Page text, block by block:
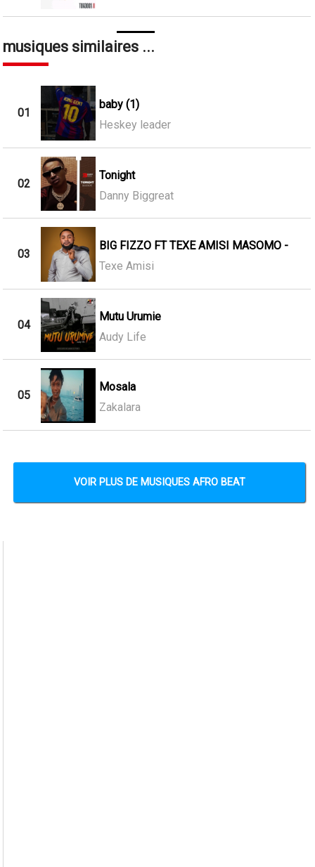
musiques similaires ...
01
baby (1)
Heskey leader
02
Tonight
Danny Biggreat
03
BIG FIZZO FT TEXE AMISI MASOMO -
Texe Amisi
04
Mutu Urumie
Audy Life
05
Mosala
Zakalara
VOIR PLUS DE MUSIQUES AFRO BEAT